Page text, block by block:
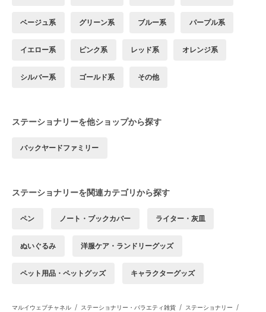
ベージュ系 グリーン系 ブルー系 パープル系
イエロー系 ピンク系 レッド系 オレンジ系
シルバー系 ゴールド系 その他
ステーショナリーを他ショップから探す
バックヤードファミリー
ステーショナリーを関連カテゴリから探す
ペン ノート・ブックカバー ライター・灰皿
ぬいぐるみ 洋服ケア・ランドリーグッズ
ペット用品・ペットグッズ キャラクターグッズ
マルイウェブチャネル / ステーショナリー・バラエティ雑貨 / ステーショナリー /